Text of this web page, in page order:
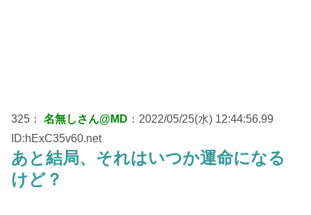
325： 名無しさん@MD ：2022/05/25(水) 12:44:56.99
ID:hExC35v60.net
あと結局、それはいつか運命になる
けど？